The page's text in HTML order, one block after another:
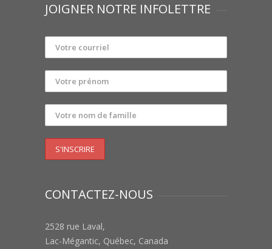
JOIGNER NOTRE INFOLETTRE
CONTACTEZ-NOUS
2528 rue Laval,
Lac-Mégantic, Québec, Canada